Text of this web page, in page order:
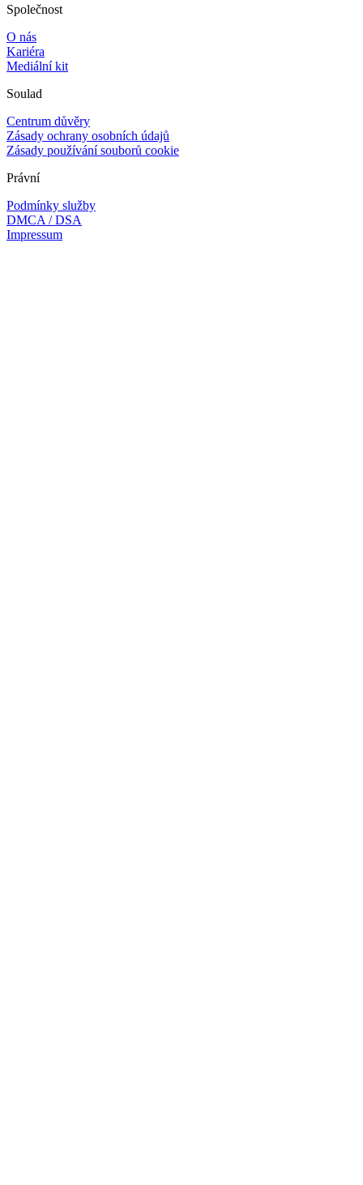
Společnost
O nás
Kariéra
Mediální kit
Soulad
Centrum důvěry
Zásady ochrany osobních údajů
Zásady používání souborů cookie
Právní
Podmínky služby
DMCA / DSA
Impressum